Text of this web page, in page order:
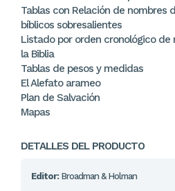
Tablas con Relación de nombres
bíblicos sobresalientes
Listado por orden cronológico de
la Biblia
Tablas de pesos y medidas
El Alefato arameo
Plan de Salvación
Mapas
DETALLES DEL PRODUCTO
Editor: Broadman & Holman